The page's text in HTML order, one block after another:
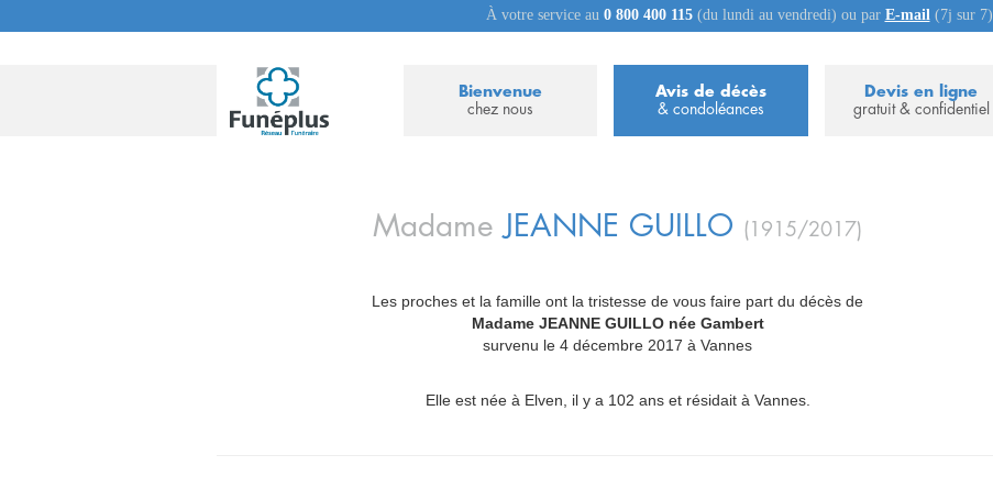
À votre service au 0 800 400 115(du lundi au vendredi) ou par E-mail(7j sur 7)
Bienvenue
chez nous
Avis de décès
& condoléances
Devis en ligne
gratuit & confidentiel
Madame JEANNE GUILLO (1915/2017)
Les proches et la famille ont la tristesse de vous faire part du décès de
Madame JEANNE GUILLO née Gambert_
survenu le 4 décembre 2017 à Vannes
Elle est née à Elven, il y a 102 ans et résidait à Vannes.